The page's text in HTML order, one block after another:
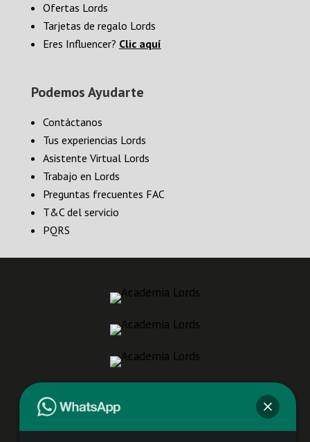
Ofertas Lords
Tarjetas de regalo Lords
Eres Influencer? Clic aquí
Podemos Ayudarte
Contáctanos
Tus experiencias Lords
Asistente Virtual Lords
Trabajo en Lords
Preguntas frecuentes FAC
T&C del servicio
PQRS